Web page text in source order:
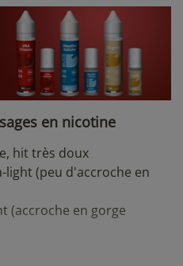
en nicotine
hit très doux
light (peu d'accroche en
(accroche en gorge